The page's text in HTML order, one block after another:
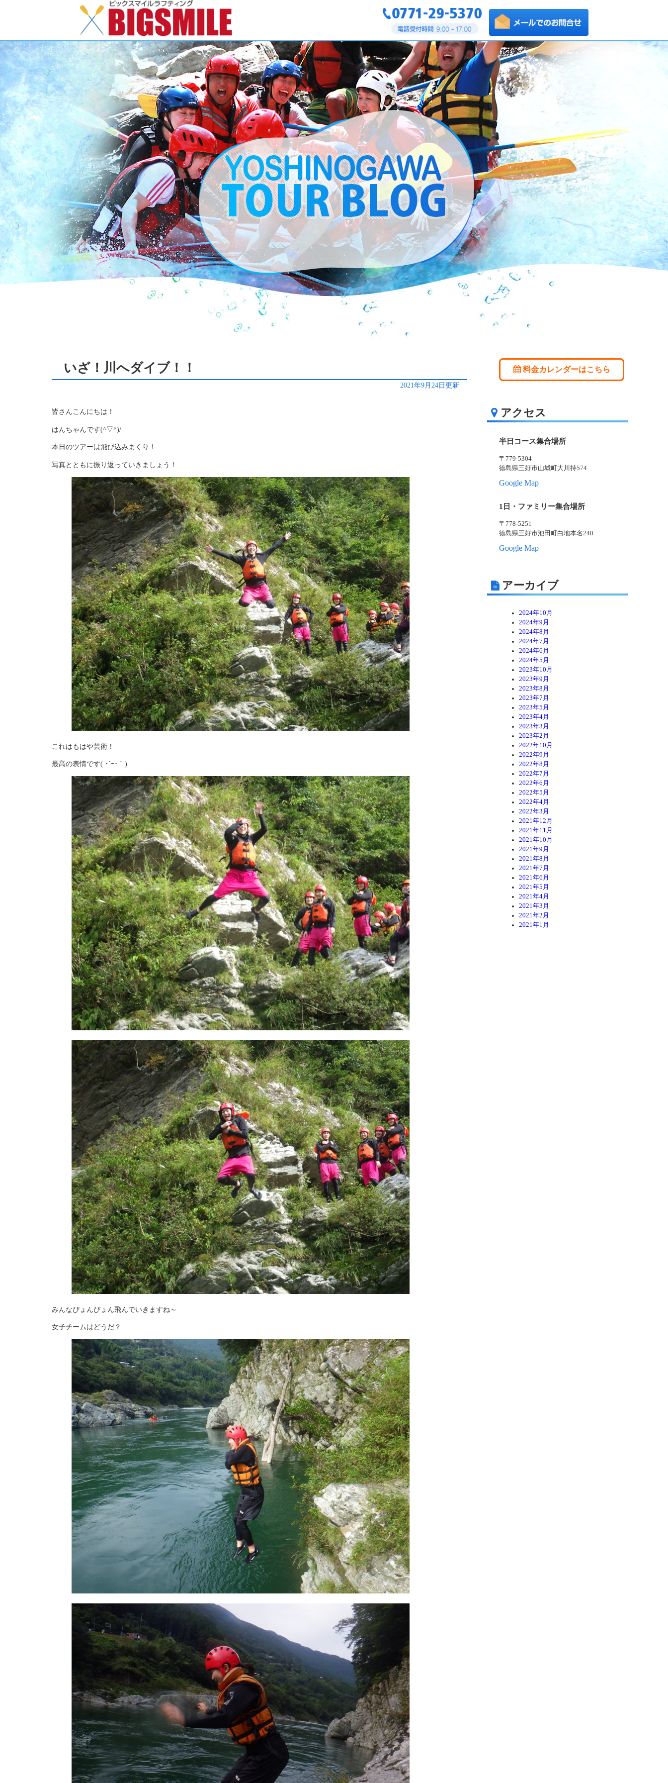
いざ！川へダイブ！！
2021年9月24日更新
皆さんこんにちは！
はんちゃんです(^▽^)/
本日のツアーは飛び込みまくり！
写真とともに振り返っていきましょう！
これはもはや芸術！
最高の表情です( ･´ｰ･｀)
みんなぴょんぴょん飛んでいきますね～
女子チームはどうだ？
料金カレンダーはこちら
アクセス
半日コース集合場所
〒779-5304
徳島県三好市山城町大川持574
Google Map
1日・ファミリー集合場所
〒778-5251
徳島県三好市池田町白地本名240
Google Map
アーカイブ
2024年10月
2024年9月
2024年8月
2024年7月
2024年6月
2024年5月
2023年10月
2023年9月
2023年8月
2023年7月
2023年5月
2023年4月
2023年3月
2023年2月
2022年10月
2022年9月
2022年8月
2022年7月
2022年6月
2022年5月
2022年4月
2022年3月
2021年12月
2021年11月
2021年10月
2021年9月
2021年8月
2021年7月
2021年6月
2021年5月
2021年4月
2021年3月
2021年2月
2021年1月